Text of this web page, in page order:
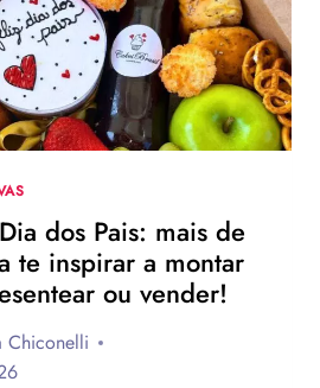
dos Pais: mais de
te inspirar a montar
ou vender!
Chiconelli